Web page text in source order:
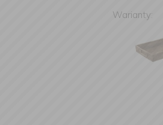
Warianty: